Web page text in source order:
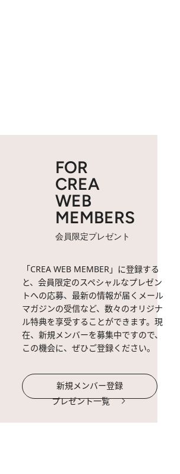
FOR
CREA
WEB
MEMBERS
会員限定プレゼント
「CREA WEB MEMBER」に登録する
と、会員限定のスペシャルなプレゼン
トへの応募、最新の情報が届くメール
マガジンの受信など、数々のオリジナ
ル特典を享受することができます。現
在、新規メンバーを募集中ですので、
この機会に、ぜひご登録ください。
新規メンバー登録
プレゼント一覧